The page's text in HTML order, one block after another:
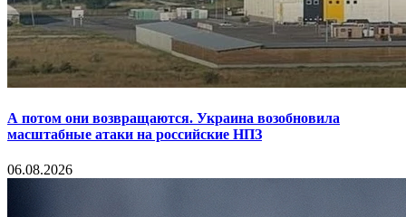
А потом они возвращаются. Украина возобновила
масштабные атаки на российские НПЗ
06.08.2026